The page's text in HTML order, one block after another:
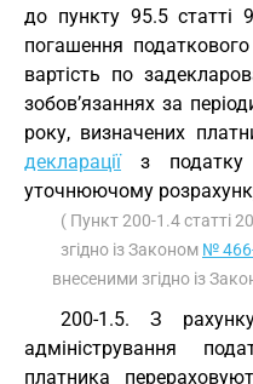
до пункту 95.5 статті
погашення
вартість по
зобов’язаннях за
року, визначених
деклараціїз податку
уточнюючому
( Пункт 200-1.4 статті
згідно із Законом №
внесеними згідно із
200-1.5. З
адміністрування
платника